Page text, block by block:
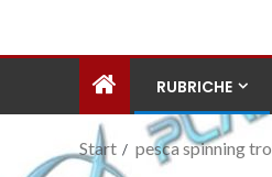
RUBRICHE
Start pesca spinning